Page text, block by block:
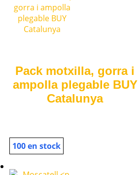
Pack motxilla, gorra i
ampolla plegable BUY
Catalunya
100 en stock